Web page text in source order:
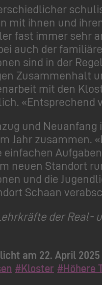
mit ihnen und
fast immer sehr
auch der
sind in der
Zusammenhalt
mit den
«Entsprechend
und
Jahr zusammen.
einfachen
neuen Standort
und die
Schaan
der Real-
am 22. April 2025
#Kloster #Höhere